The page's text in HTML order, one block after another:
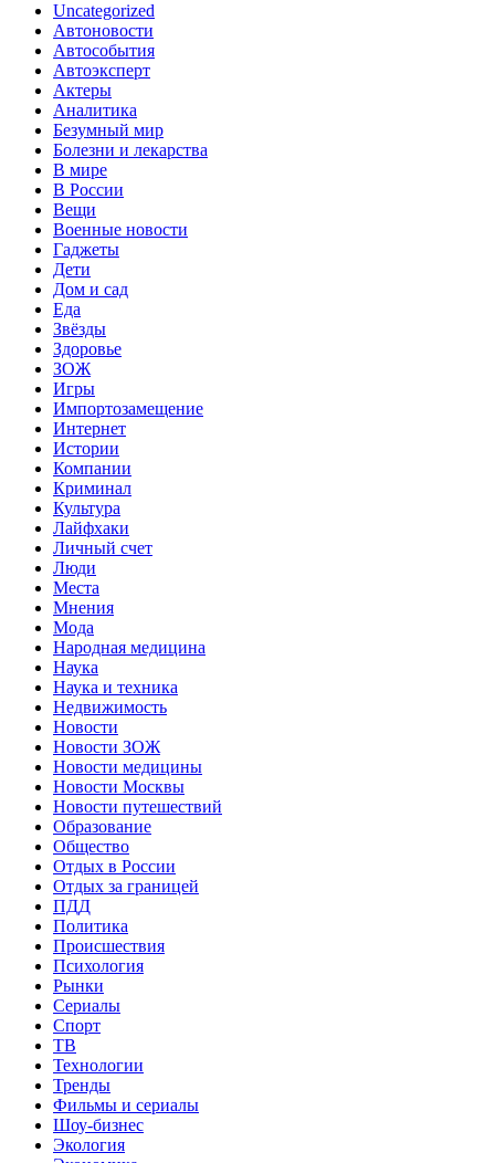
Uncategorized
Автоновости
Автособытия
Автоэксперт
Актеры
Аналитика
Безумный мир
Болезни и лекарства
В мире
В России
Вещи
Военные новости
Гаджеты
Дети
Дом и сад
Еда
Звёзды
Здоровье
ЗОЖ
Игры
Импортозамещение
Интернет
Истории
Компании
Криминал
Культура
Лайфхаки
Личный счет
Люди
Места
Мнения
Мода
Народная медицина
Наука
Наука и техника
Недвижимость
Новости
Новости ЗОЖ
Новости медицины
Новости Москвы
Новости путешествий
Образование
Общество
Отдых в России
Отдых за границей
ПДД
Политика
Происшествия
Психология
Рынки
Сериалы
Спорт
ТВ
Технологии
Тренды
Фильмы и сериалы
Шоу-бизнес
Экология